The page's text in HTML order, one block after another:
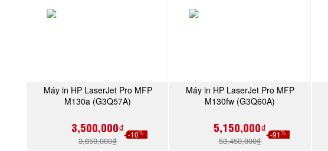
Máy in HP LaserJet Pro MFP
M130a (G3Q57A)
3,500,000₫
3,850,000₫
-10%
MUA NGAY
Máy in HP LaserJet Pro MFP
M130fw (G3Q60A)
5,150,000₫
53,450,000₫
-91%
MUA NGAY